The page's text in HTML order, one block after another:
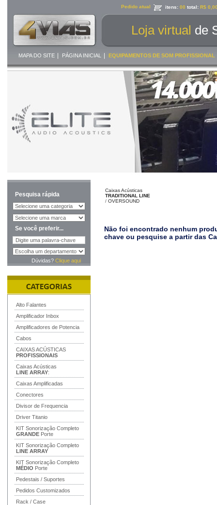
Pedido atual itens: 00 total: R$
Loja virtual de
MAPA DO SITE PÁGINA INICIAL EQUIPAMENTOS DE SOM PROFISSIONAL
Pesquisa rápida
Se você preferir...
Dúvidas? Clique aqui
Alto Falantes
Amplificador Inbox
Amplificadores de Potencia
Cabos
CAIXAS ACÚSTICAS
PROFISSIONAIS
Caixas Acústicas
LINE ARRAY:
Caixas Amplificadas
Conectores
Divisor de Frequencia
Driver Titanio
KIT Sonorização Completo
GRANDE Porte
KIT Sonorização Completo
LINE ARRAY
KIT Sonorização Completo
MÉDIO Porte
Pedestais / Suportes
Pedidos Customizados
Rack / Case
Caixas Acústicas
TRADITIONAL LINE
/ OVERSOUND
Não foi encontrado nenhum
chave ou pesquise a partir das